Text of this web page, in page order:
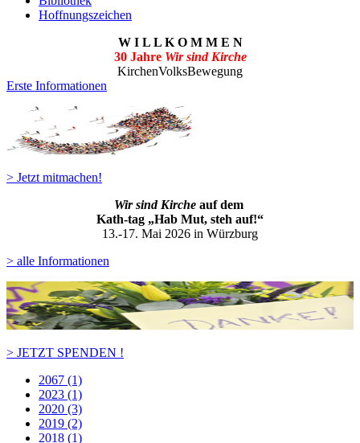
Hoffnungszeichen
W I L L K O M M E N
30 Jahre Wir sind Kirche
KirchenVolksBewegung
Erste Informationen
> Jetzt mitmachen!
Wir sind Kirche auf dem
Kath-tag „Hab Mut, steh auf!“
13.-17. Mai 2026 in Würzburg
> alle Informationen
> JETZT SPENDEN !
2067 (1)
2023 (1)
2020 (3)
2019 (2)
2018 (1)